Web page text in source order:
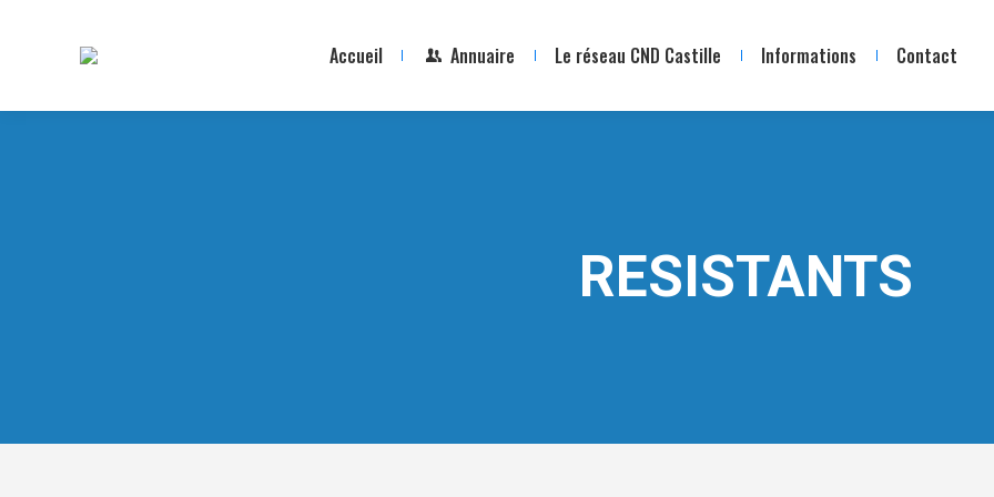
Accueil Annuaire Le réseau CND Castille Informations Contact
RESISTANTS